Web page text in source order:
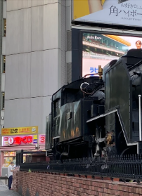
お知らせ
イベント・グッズ
YouTube
会社情報